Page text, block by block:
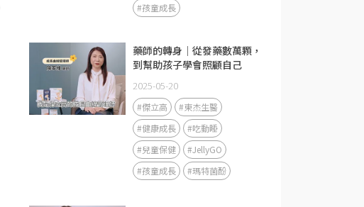
#孩童成長
藥師的轉身｜從發藥數萬顆，
到幫助孩子學會照顧自己
2025-05-20
#傑立高
#東杰生醫
#健康成長
#吃動睡
#兒童保健
#JellyGO
#孩童成長
#瑪特菌酚